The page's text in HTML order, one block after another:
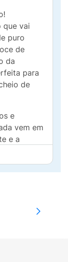
que vai
puro
de
da
para
de
e
vem em
e a
entre o
e a